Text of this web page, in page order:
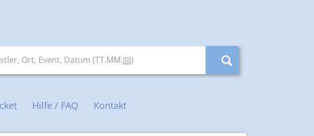
Hilfe / FAQ Kontakt